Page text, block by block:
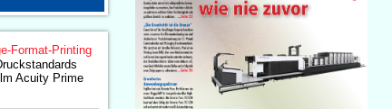
Format-Printing
Acuity Prime